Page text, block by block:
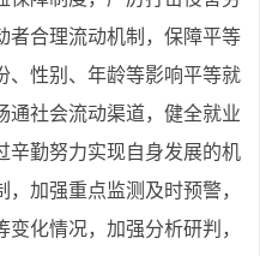
者合理流动机制，保障平等
、性别、年龄等影响平等就
通社会流动渠道，健全就业
辛勤努力实现自身发展的机
加强重点监测及时预警，
化情况，加强分析研判，